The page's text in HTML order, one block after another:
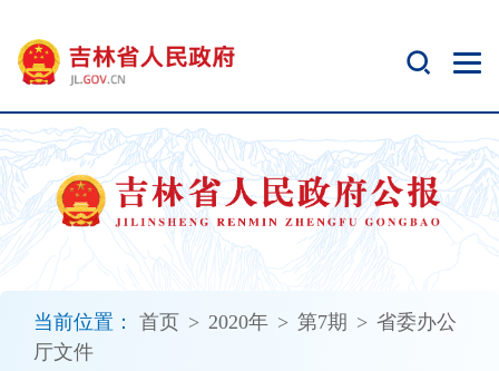
当前位置： 首页 > 2020年 > 第7期 > 省委办公
厅文件
开
无
障
碍
说
明